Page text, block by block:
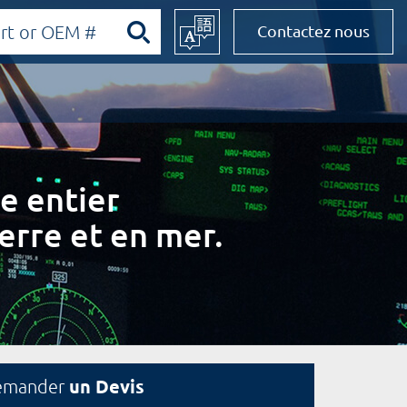
Contactez nous
entier
et en mer.
un Devis